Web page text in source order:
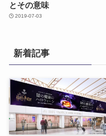
とその意味
2019-07-03
新着記事